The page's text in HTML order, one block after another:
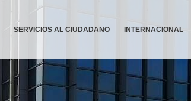
SERVICIOS AL CIUDADANO INTERNACIONAL